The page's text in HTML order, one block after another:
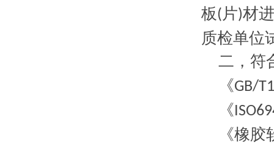
板 ( 片)材
质检单位
二 ，
《GB/
《
《橡胶